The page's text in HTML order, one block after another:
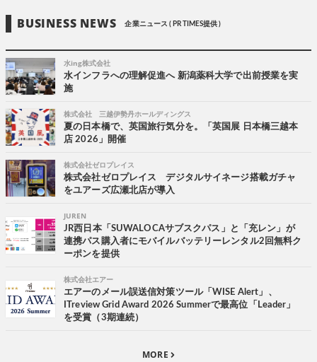
BUSINESS NEWS 企業ニュース ( PR TIMES提供 )
水ing株式会社
水インフラへの理解促進へ 新潟薬科大学で出前授業を実
施
株式会社 三越伊勢丹ホールディングス
夏の日本橋で、英国旅行気分を。「英国展 日本橋三越本
店 2026」開催
株式会社ゼロプレイス
株式会社ゼロプレイス デジタルサイネージ搭載ガチャ
をユアーズ広瀬北店が導入
JUREN
JR西日本「SUWALOCAサブスクパス」と「充レン」が
連携パス購入者にモバイルバッテリーレンタル2回無料ク
ーポンを提供
株式会社エアー
エアーのメール誤送信対策ツール「WISE Alert」、
ITreview Grid Award 2026 Summerで最高位「Leader」
を受賞（3期連続）
MORE